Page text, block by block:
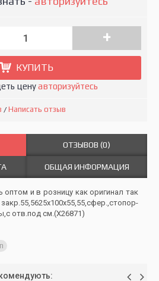
+
КУПИТЬ
ценуавторизуйтесь
/Написать отзыв
ОТЗЫВОВ (0)
ОБЩАЯ ИНФОРМАЦИЯ
оптом и в розницу как оригинал так
отв.под см.(X26871)